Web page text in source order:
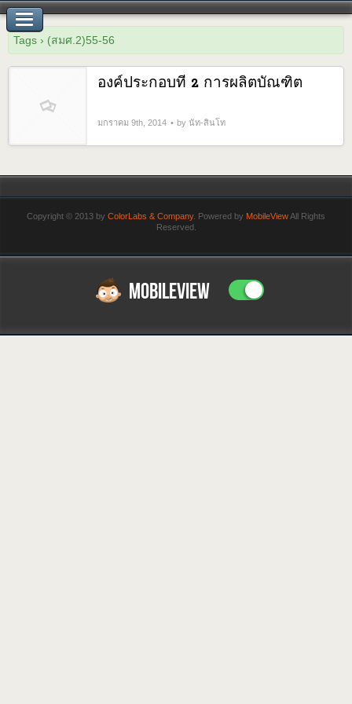
Tags › (สมศ.2)55-56
องค์ประกอบที่ 2 การผลิตบัณฑิต
มกราคม 9th, 2014 by นัท-สินโท
Copyright © 2013 by ColorLabs & Company. Powered by MobileViewAll Rights
Reserved.
MOBILEVIEW